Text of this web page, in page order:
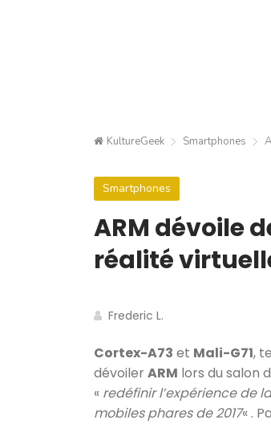
KultureGeek Smartphones
Smartphones
ARM dévoile
réalité
Frederic L.
Cortex-A73 et Mali-G71,
dévoiler ARM lors du salon
« redéfinir l’expérience de
mobiles phares de 2017« .